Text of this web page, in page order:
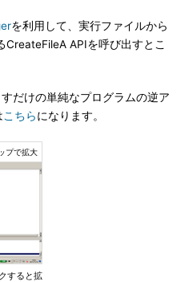
を利用して、実行ファイルから
APIを呼び出すとこ
だけの単純なプログラムの逆ア
こちらになります。
すると拡